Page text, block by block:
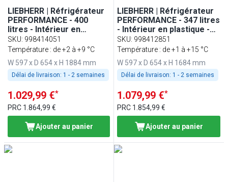
LIEBHERR | Réfrigérateur
PERFORMANCE - 400
litres - Intérieur en
plastique - Avec 1 porte
en verre - Blanc
SKU: 998414051
Température : de +2 à +9 °C
W 597 x D 654 x H 1884 mm
Délai de livraison: 1 - 2 semaines
1.029,99 €*
PRC 1.864,99 €
Ajouter au panier
LIEBHERR | Réfrigérateur
PERFORMANCE - 347 litres
- Intérieur en plastique -
Avec 1 porte en verre -
Gris
SKU: 998412851
Température : de +1 à +15 °C
W 597 x D 654 x H 1684 mm
Délai de livraison: 1 - 2 semaines
1.079,99 €*
PRC 1.854,99 €
Ajouter au panier